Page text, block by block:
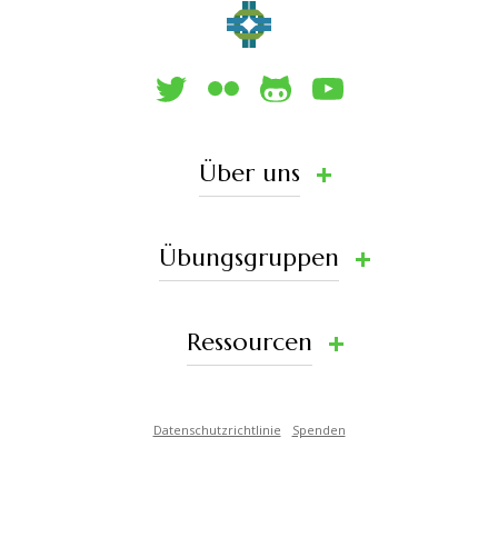
Über uns
Übungsgruppen
Ressourcen
Datenschutzrichtlinie Spenden